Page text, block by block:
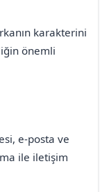
karakterini
önemli
e-posta ve
ile iletişim